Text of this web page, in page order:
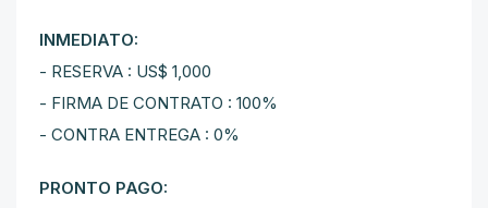
INMEDIATO:
- RESERVA : US$ 1,000
- FIRMA DE CONTRATO : 100%
- CONTRA ENTREGA : 0%
PRONTO PAGO: